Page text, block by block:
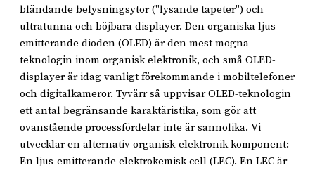
bländande belysningsytor ("lysande tapeter") och
ultratunna och böjbara displayer. Den organiska ljus-
emitterande dioden (OLED) är den mest mogna
teknologin inom organisk elektronik, och små OLED-
displayer är idag vanligt förekommande i mobiltelefoner
och digitalkameror. Tyvärr så uppvisar OLED-teknologin
ett antal begränsande karaktäristika, som gör att
ovanstående processfördelar inte är sannolika. Vi
utvecklar en alternativ organisk-elektronik komponent:
En ljus-emitterande elektrokemisk cell (LEC). En LEC är